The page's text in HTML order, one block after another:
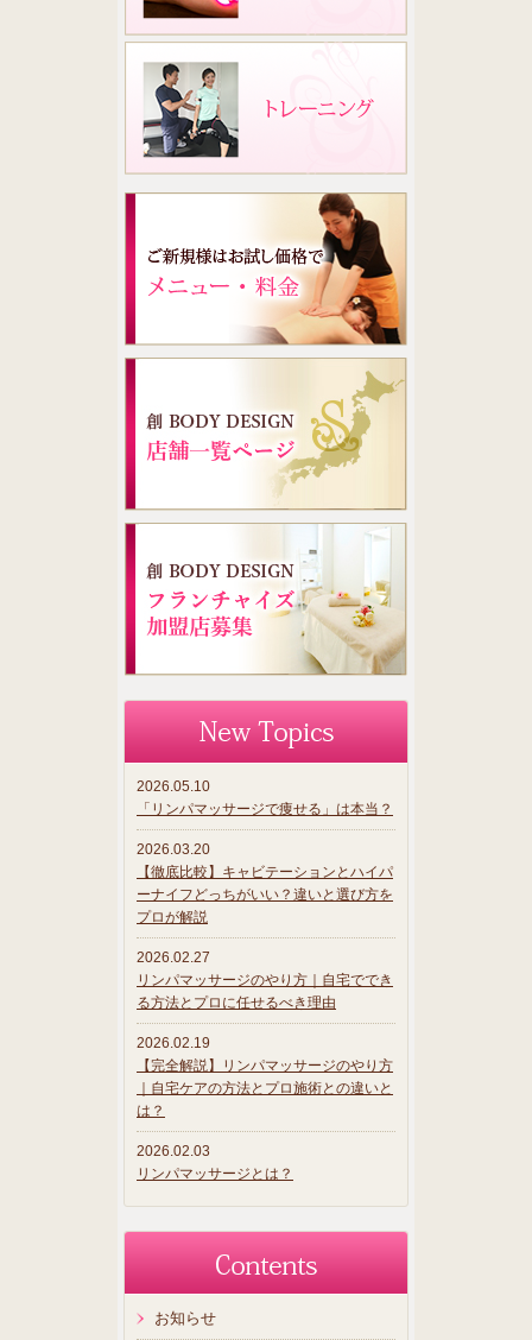
2026.05.10
「リンパマッサージで痩せる」は本当？
2026.03.20
【徹底比較】キャビテーションとハイパ
ーナイフどっちがいい？違いと選び方を
プロが解説
2026.02.27
リンパマッサージのやり方｜自宅ででき
る方法とプロに任せるべき理由
2026.02.19
【完全解説】リンパマッサージのやり方
｜自宅ケアの方法とプロ施術との違いと
は？
2026.02.03
リンパマッサージとは？
お知らせ